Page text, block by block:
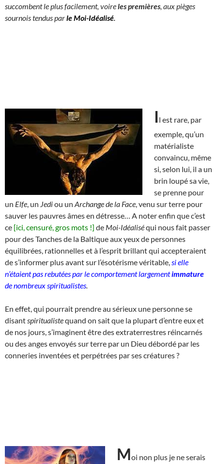
succombent le plus facilement, voireles premières , aux pièges
sournois tendus parle Moi-Idéalisé
Il est rare, par
exemple, qu’un
matérialiste
convaincu, même
si, selon lui, il a un
brin loupé sa vie,
se prenne pour
un Elfe , un Jediou un Archange de la Face , venu sur terre pour
sauver les pauvres âmes en détresse… A noter enfin que c’est
ce [ici, censuré, gros mots !] de Moi-Idéaliséqui nous fait passer
pour des Tanches de la Baltique aux yeux de personnes
équilibrées, rationnelles et à l’esprit brillant qui accepteraient
de s’informer plus avant sur l’ésotérisme véritable, si elle
n’étaient pas rebutées par le comportement largementimmature
de nombreux spiritualistes
En effet, qui pourrait prendre au sérieux une personne se
disant spiritualistequand on sait que la plupart d’entre eux et
de nos jours, s’imaginent être des extraterrestres réincarnés
ou des anges envoyés sur terre par un Dieu débordé par les
conneries inventées et perpétrées par ses créatures ?
Moi non plus je ne serais